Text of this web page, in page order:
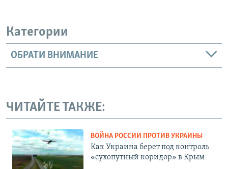
Категории
ОБРАТИ ВНИМАНИЕ
ЧИТАЙТЕ ТАКЖЕ:
ВОЙНА РОССИИ ПРОТИВ УКРАИНЫ
Как Украина берет под контроль
«сухопутный коридор» в Крым